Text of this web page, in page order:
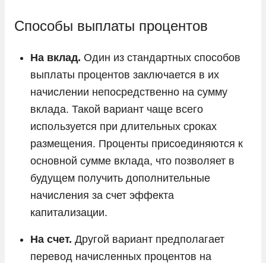
Способы выплаты процентов
На вклад. Один из стандартных способов
выплаты процентов заключается в их
начислении непосредственно на сумму
вклада. Такой вариант чаще всего
используется при длительных сроках
размещения. Проценты присоединяются к
основной сумме вклада, что позволяет в
будущем получить дополнительные
начисления за счет эффекта
капитализации.
На счет. Другой вариант предполагает
перевод начисленных процентов на